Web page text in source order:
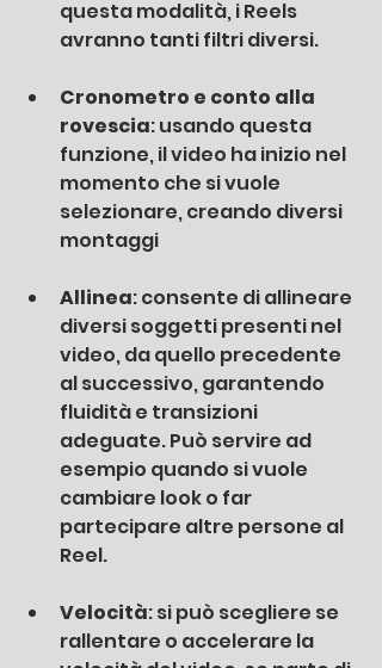
questa modalità, i Reels
avranno tanti filtri diversi.
Cronometro e conto alla
rovescia: usando questa
funzione, il video ha inizio nel
momento che si vuole
selezionare, creando diversi
montaggi
Allinea: consente di allineare
diversi soggetti presenti nel
video, da quello precedente
al successivo, garantendo
fluidità e transizioni
adeguate. Può servire ad
esempio quando si vuole
cambiare look o far
partecipare altre persone al
Reel.
Velocità: si può scegliere se
rallentare o accelerare la